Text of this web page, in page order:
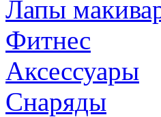
Лапы
Фитнес
Аксессуары
Снаряды